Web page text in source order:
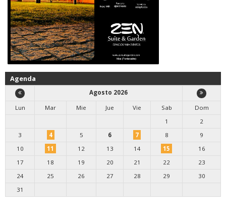
Agenda
Agosto 2026
Lun
Mar Mie Jue Vie Sab
Dom
1
2
3
4 5 6 7 8
9
10
11 12 13 14 15
16
17
18 19 20 21 22
23
24
25 26 27 28 29
30
31